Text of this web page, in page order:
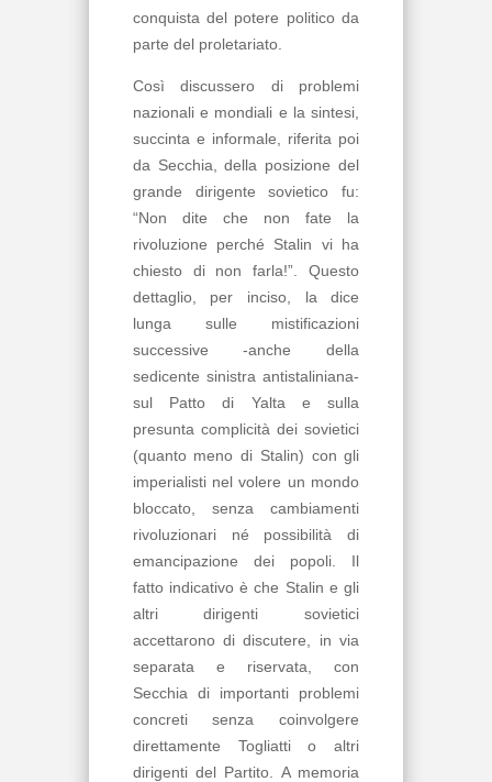
conquista del potere politico da
parte del proletariato.
Così discussero di problemi
nazionali e mondiali e la sintesi,
succinta e informale, riferita poi
da Secchia, della posizione del
grande dirigente sovietico fu:
“Non dite che non fate la
rivoluzione perché Stalin vi ha
chiesto di non farla!”. Questo
dettaglio, per inciso, la dice
lunga sulle mistificazioni
successive -anche della
sedicente sinistra antistaliniana-
sul Patto di Yalta e sulla
presunta complicità dei sovietici
(quanto meno di Stalin) con gli
imperialisti nel volere un mondo
bloccato, senza cambiamenti
rivoluzionari né possibilità di
emancipazione dei popoli. Il
fatto indicativo è che Stalin e gli
altri dirigenti sovietici
accettarono di discutere, in via
separata e riservata, con
Secchia di importanti problemi
concreti senza coinvolgere
direttamente Togliatti o altri
dirigenti del Partito. A memoria